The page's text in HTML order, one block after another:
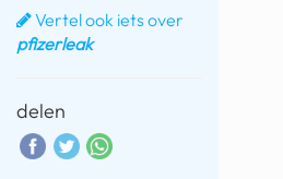
Vertel ook iets over
pfizerleak
delen